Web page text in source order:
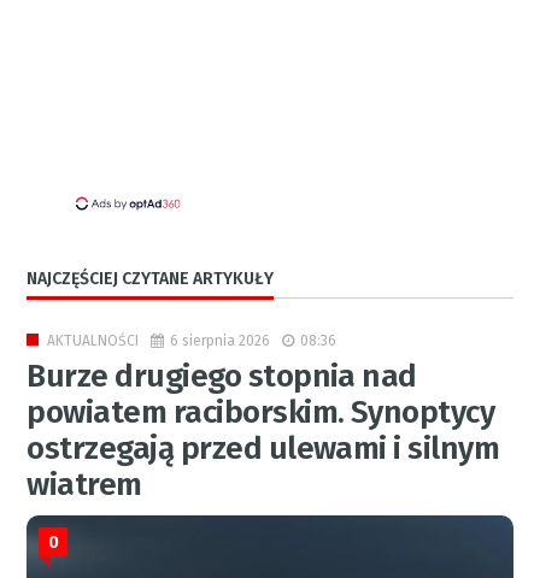
NAJCZĘŚCIEJ CZYTANE ARTYKUŁY
AKTUALNOŚCI 6 sierpnia 2026 08:36
Burze drugiego stopnia nad
powiatem raciborskim. Synoptycy
ostrzegają przed ulewami i silnym
wiatrem
0